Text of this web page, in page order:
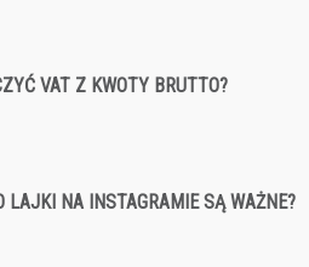
VAT Z KWOTY BRUTTO?
LAJKI NA INSTAGRAMIE SĄ WAŻNE?